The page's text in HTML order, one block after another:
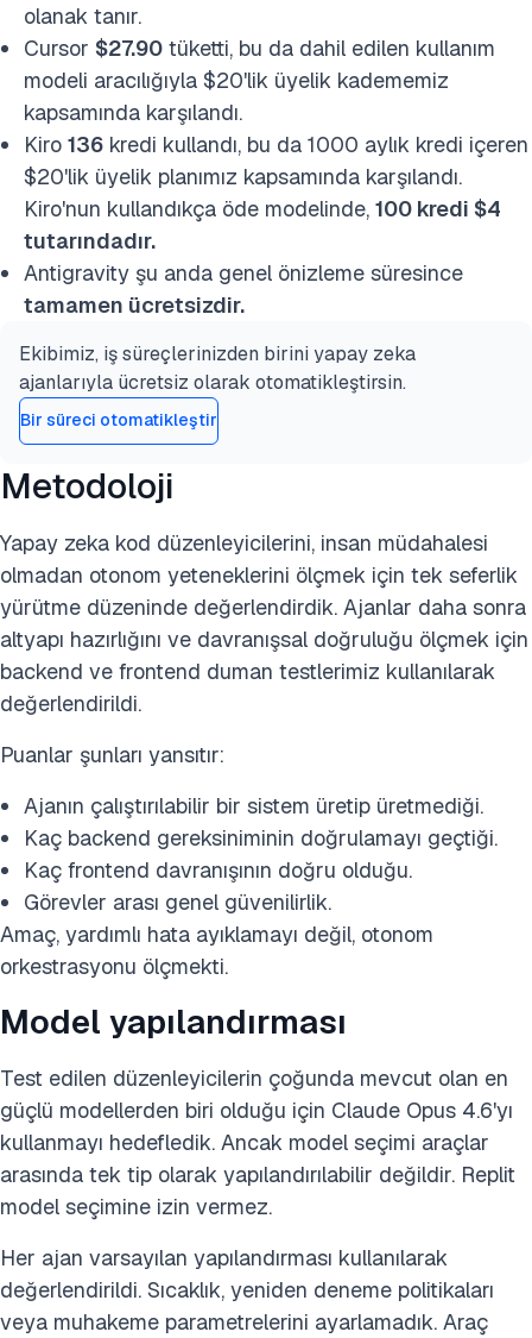
olanak tanır.
Cursor $27.90 tüketti, bu da dahil edilen kullanım
modeli aracılığıyla $20'lik üyelik kadememiz
kapsamında karşılandı.
Kiro 136 kredi kullandı, bu da 1000 aylık kredi içeren
$20'lik üyelik planımız kapsamında karşılandı.
Kiro'nun kullandıkça öde modelinde, 100 kredi $4
tutarındadır.
Antigravity şu anda genel önizleme süresince
tamamen ücretsizdir.
Ekibimiz, iş süreçlerinizden birini yapay zeka
ajanlarıyla ücretsiz olarak otomatikleştirsin.
Bir süreci otomatikleştir
Metodoloji
Yapay zeka kod düzenleyicilerini, insan müdahalesi
olmadan otonom yeteneklerini ölçmek için tek seferlik
yürütme düzeninde değerlendirdik. Ajanlar daha sonra
altyapı hazırlığını ve davranışsal doğruluğu ölçmek için
backend ve frontend duman testlerimiz kullanılarak
değerlendirildi.
Puanlar şunları yansıtır:
Ajanın çalıştırılabilir bir sistem üretip üretmediği.
Kaç backend gereksiniminin doğrulamayı geçtiği.
Kaç frontend davranışının doğru olduğu.
Görevler arası genel güvenilirlik.
Amaç, yardımlı hata ayıklamayı değil, otonom
orkestrasyonu ölçmekti.
Model yapılandırması
Test edilen düzenleyicilerin çoğunda mevcut olan en
güçlü modellerden biri olduğu için Claude Opus 4.6'yı
kullanmayı hedefledik. Ancak model seçimi araçlar
arasında tek tip olarak yapılandırılabilir değildir. Replit
model seçimine izin vermez.
Her ajan varsayılan yapılandırması kullanılarak
değerlendirildi. Sıcaklık, yeniden deneme politikaları
veya muhakeme parametrelerini ayarlamadık. Araç